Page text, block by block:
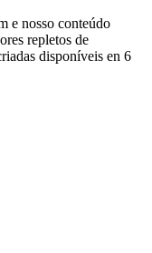
e nosso conteúdo
repletos de
disponíveis en 6